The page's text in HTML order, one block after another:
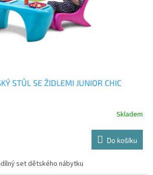
STŮL SE ŽIDLEMI JUNIOR CHIC
Skladem
Do košíku
set dětského nábytku